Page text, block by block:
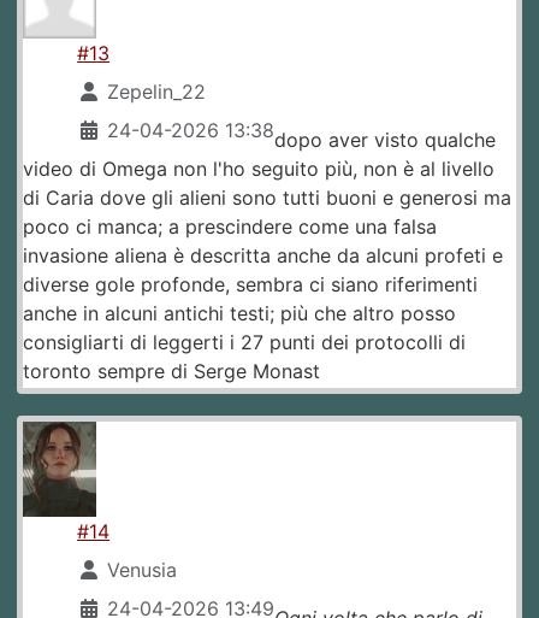
#13
Zepelin_22
24-04-2026 13:38dopo aver visto qualche
video di Omega non l'ho seguito più, non è al livello
di Caria dove gli alieni sono tutti buoni e generosi ma
poco ci manca; a prescindere come una falsa
invasione aliena è descritta anche da alcuni profeti e
diverse gole profonde, sembra ci siano riferimenti
anche in alcuni antichi testi; più che altro posso
consigliarti di leggerti i 27 punti dei protocolli di
toronto sempre di Serge Monast
#14
Venusia
24-04-2026 13:49